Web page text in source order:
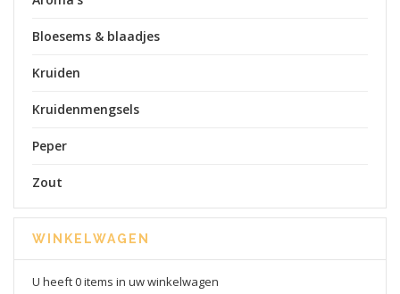
Bloesems & blaadjes
Kruiden
Kruidenmengsels
Peper
Zout
WINKELWAGEN
U heeft 0 items in uw winkelwagen